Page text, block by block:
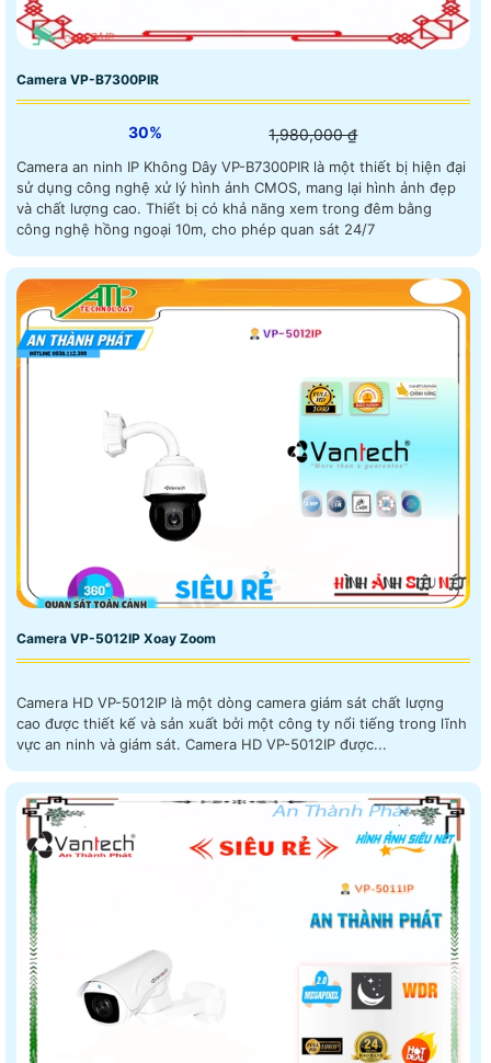
Camera VP-B7300PIR
30% 1,980,000 ₫
Camera an ninh IP Không Dây VP-B7300PIR là một thiết bị hiện đại
sử dụng công nghệ xử lý hình ảnh CMOS, mang lại hình ảnh đẹp
và chất lượng cao. Thiết bị có khả năng xem trong đêm bằng
công nghệ hồng ngoại 10m, cho phép quan sát 24/7
Camera VP-5012IP Xoay Zoom
Camera HD VP-5012IP là một dòng camera giám sát chất lượng
cao được thiết kế và sản xuất bởi một công ty nổi tiếng trong lĩnh
vực an ninh và giám sát. Camera HD VP-5012IP được...